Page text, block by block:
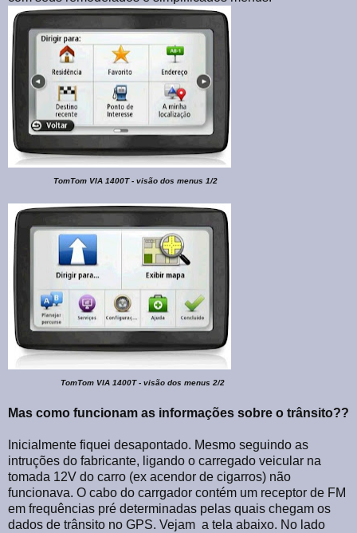
TomTom VIA 1400T - visão dos menus 1/2
TomTom VIA 1400T - visão dos menus 2/2
Mas como funcionam as informações sobre o trânsito??
Inicialmente fiquei desapontado. Mesmo seguindo as
intruções do fabricante, ligando o carregado veicular na
tomada 12V do carro (ex acendor de cigarros) não
funcionava. O cabo do carrgador contém um receptor de FM
em frequências pré determinadas pelas quais chegam os
dados de trânsito no GPS. Vejam a tela abaixo. No lado